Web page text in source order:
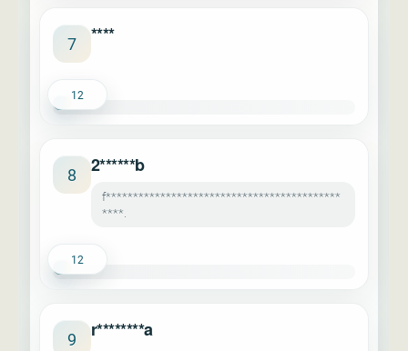
7 ****
12
8 2******b
f*******************************************
****.
12
9 r********a